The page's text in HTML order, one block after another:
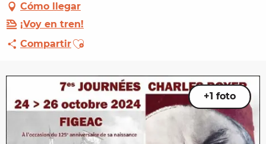
Cómo llegar
¡Voy en tren!
CompartirAjouter aux favoris
+1 foto